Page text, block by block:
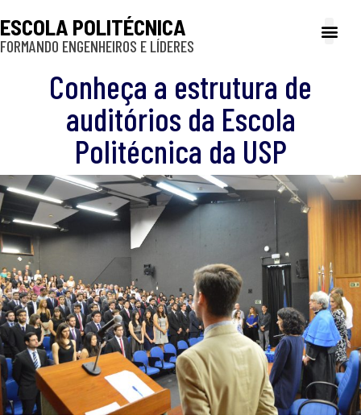
ESCOLA POLITÉCNICA
FORMANDO ENGENHEIROS E LÍDERES
Conheça a estrutura de
auditórios da Escola
Politécnica da USP